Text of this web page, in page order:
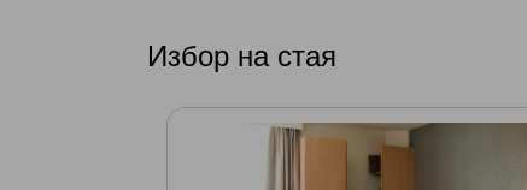
Избор на стая